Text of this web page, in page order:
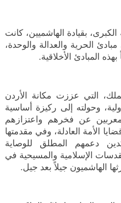
الكبرى، بقيادة الهاشميين، كانت
الحرية والعدالة والوحدة،
المبادئ الأخلاقية.
التي عززت مكانة الأردن
وحولته إلى ركيزة أساسية
معربين عن فخرهم واعتزازهم
الأمة العادلة، وفي مقدمتها
دعمهم المطلق للوصاية
الإسلامية والمسيحية في
الهاشميون جيلاً بعد جيل.